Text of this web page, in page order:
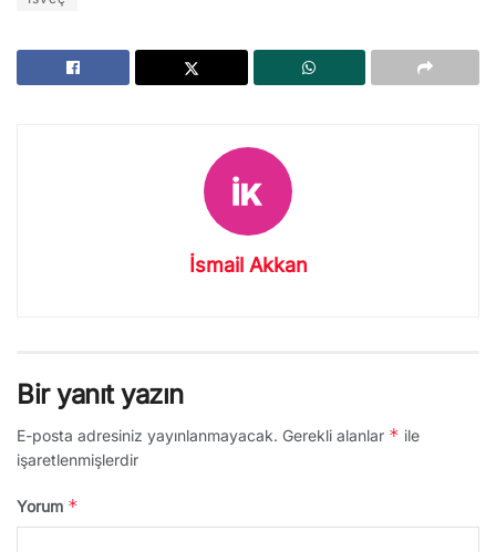
İsmail Akkan
Bir yanıt yazın
E-posta adresiniz yayınlanmayacak. Gerekli alanlar * ile
işaretlenmişlerdir
Yorum *